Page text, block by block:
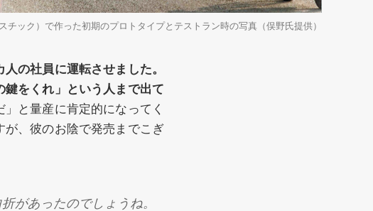
チック）で作った初期のプロトタイプとテストラン時の写真（俣野氏提供）
の社員に運転させました。
をくれ」という人まで出て
と量産に肯定的になってく
、彼のお陰で発売までこぎ
があったのでしょうね。